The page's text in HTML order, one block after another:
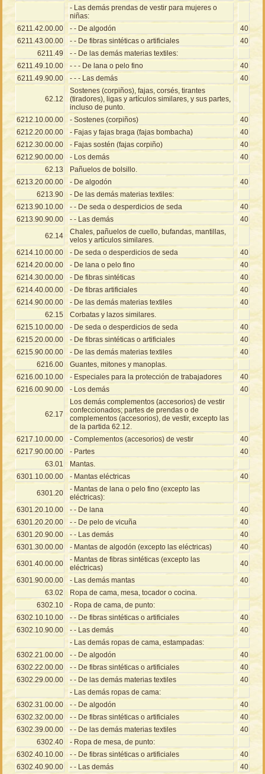
- Las demás prendas de vestir para mujeres o
niñas:
6211.42.00.00
- - De algodón
40
6211.43.00.00
- - De fibras sintéticas o artificiales
40
6211.49
- - De las demás materias textiles:
6211.49.10.00
- - - De lana o pelo fino
40
6211.49.90.00
- - - Las demás 40
62.12
Sostenes (corpiños), fajas, corsés, tirantes
(tiradores), ligas y artículos similares, y sus partes,
incluso de punto.
6212.10.00.00
- Sostenes (corpiños)
40
6212.20.00.00
- Fajas y fajas braga (fajas bombacha)
40
6212.30.00.00
- Fajas sostén (fajas corpiño)
40
6212.90.00.00
- Los demás
40
62.13
Pañuelos de bolsillo.
6213.20.00.00
- De algodón
40
6213.90
- De las demás materias textiles:
6213.90.10.00
- - De seda o desperdicios de seda
40
6213.90.90.00
- - Las demás
40
62.14
Chales, pañuelos de cuello, bufandas, mantillas,
velos y artículos similares.
6214.10.00.00
- De seda o desperdicios de seda
40
6214.20.00.00
- De lana o pelo fino
40
6214.30.00.00
- De fibras sintéticas
40
6214.40.00.00
- De fibras artificiales
40
6214.90.00.00
- De las demás materias textiles
40
62.15
Corbatas y lazos similares.
6215.10.00.00
- De seda o desperdicios de seda
40
6215.20.00.00
- De fibras sintéticas o artificiales
40
6215.90.00.00
- De las demás materias textiles
40
6216.00
Guantes, mitones y manoplas.
6216.00.10.00
- Especiales para la protección de trabajadores
40
6216.00.90.00
- Los demás 40
62.17
Los demás complementos (accesorios) de vestir
confeccionados; partes de prendas o de
complementos (accesorios), de vestir, excepto las
de la partida 62.12.
6217.10.00.00
- Complementos (accesorios) de vestir
40
6217.90.00.00
- Partes
40
63.01
Mantas.
6301.10.00.00
- Mantas eléctricas
40
6301.20
- Mantas de lana o pelo fino (excepto las
eléctricas):
6301.20.10.00
- - De lana
40
6301.20.20.00
- - De pelo de vicuña
40
6301.20.90.00
- - Las demás
40
6301.30.00.00
- Mantas de algodón (excepto las eléctricas)
40
6301.40.00.00
- Mantas de fibras sintéticas (excepto las
eléctricas)
40
6301.90.00.00
- Las demás mantas
40
63.02
Ropa de cama, mesa, tocador o cocina.
6302.10
- Ropa de cama, de punto:
6302.10.10.00
- - De fibras sintéticas o artificiales
40
6302.10.90.00
- - Las demás
40
- Las demás ropas de cama, estampadas:
6302.21.00.00
- - De algodón
40
6302.22.00.00
- - De fibras sintéticas o artificiales
40
6302.29.00.00
- - De las demás materias textiles
40
- Las demás ropas de cama:
6302.31.00.00
- - De algodón
40
6302.32.00.00
- - De fibras sintéticas o artificiales
40
6302.39.00.00
- - De las demás materias textiles
40
6302.40
- Ropa de mesa, de punto:
6302.40.10.00
- - De fibras sintéticas o artificiales
40
6302.40.90.00
- - Las demás
40